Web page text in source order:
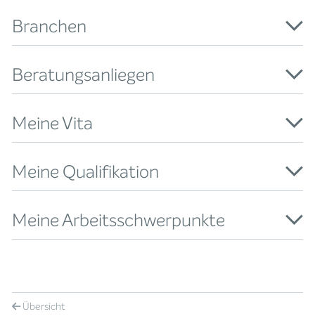
Branchen
Beratungsanliegen
Meine Vita
Meine Qualifikation
Meine Arbeitsschwerpunkte
Übersicht